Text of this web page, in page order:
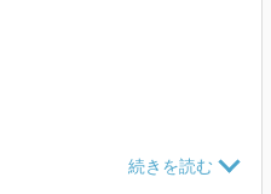
4-08-892693-3